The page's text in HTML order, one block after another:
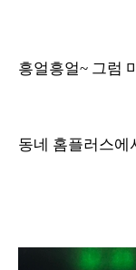
흥얼흥얼~ 그럼
동네 홈플러스에